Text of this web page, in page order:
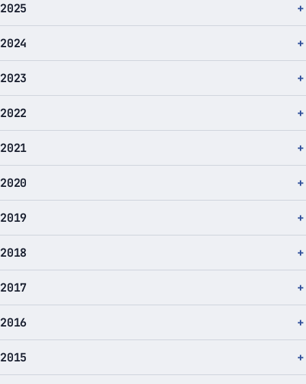
2025
2024
2023
2022
2021
2020
2019
2018
2017
2016
2015